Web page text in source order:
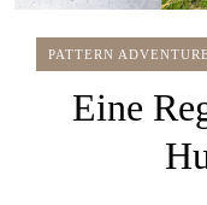
PATTERN ADVENTURE
Eine